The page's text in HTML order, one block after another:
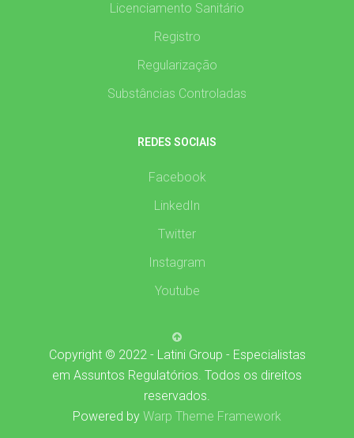
Licenciamento Sanitário
Registro
Regularização
Substâncias Controladas
REDES SOCIAIS
Facebook
LinkedIn
Twitter
Instagram
Youtube
Copyright © 2022 - Latini Group - Especialistas
em Assuntos Regulatórios. Todos os direitos
reservados.
Powered by Warp Theme Framework